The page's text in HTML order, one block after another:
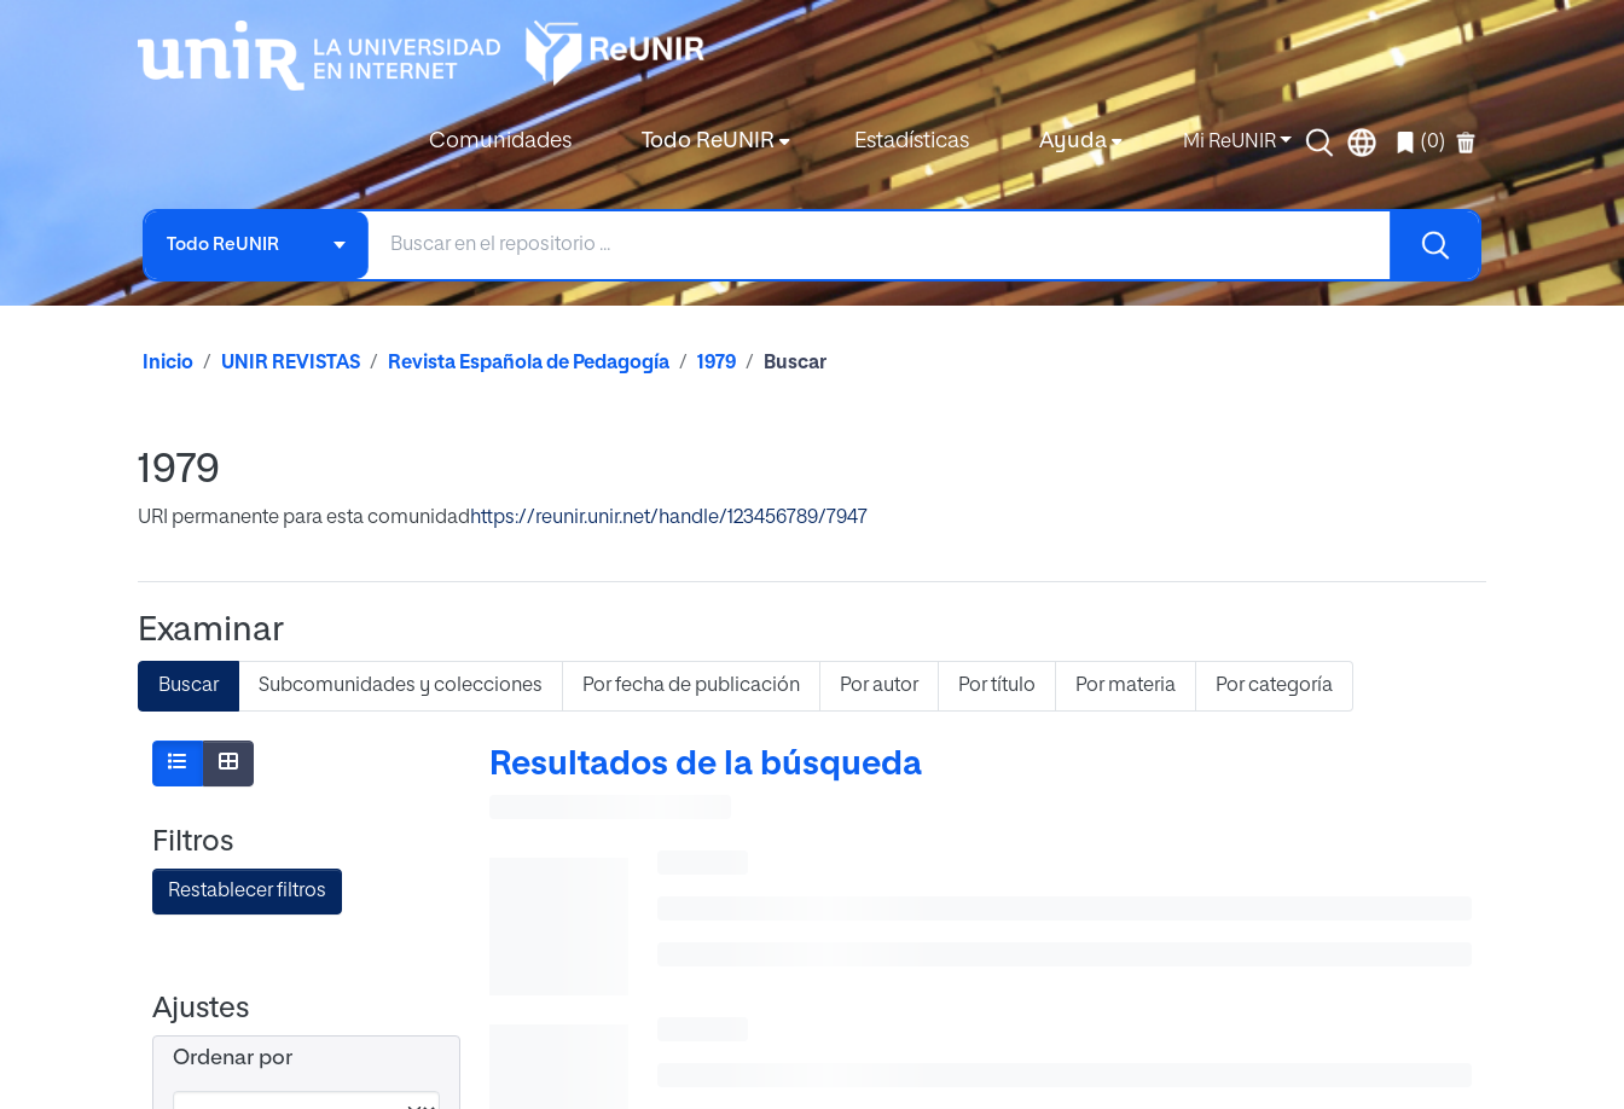
Comunidades Todo ReUNIR Estadísticas Ayuda Mi ReUNIR (0)
Todo ReUNIR
Inicio UNIR REVISTAS Revista Española de Pedagogía 1979 Buscar
1979
URI permanente para esta comunidad https://reunir.unir.net/handle/123456789/7947
Examinar
Buscar Subcomunidades y colecciones Por fecha de publicación Por autor Por título Por materia Por categoría
Filtros
Restablecer filtros
Ajustes
Ordenar por
Resultados de la búsqueda